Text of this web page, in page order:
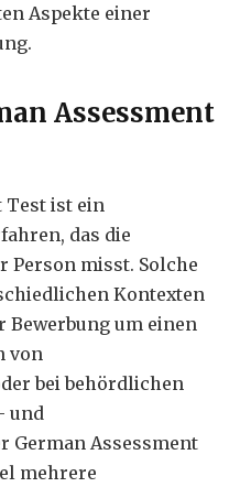
Aspekte einer
Assessment
Test ist ein
das die
Person misst. Solche
Kontexten
Bewerbung um einen
von
bei behördlichen
und
German Assessment
mehrere